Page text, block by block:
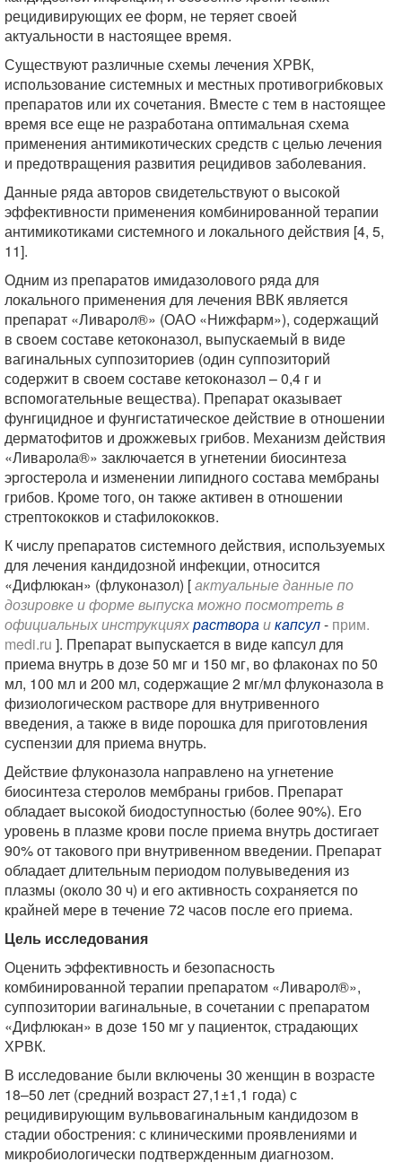
рецидивирующих ее форм, не теряет своей
актуальности в настоящее время.
Существуют различные схемы лечения ХРВК,
использование системных и местных противогрибковых
препаратов или их сочетания. Вместе с тем в настоящее
время все еще не разработана оптимальная схема
применения антимикотических средств с целью лечения
и предотвращения развития рецидивов заболевания.
Данные ряда авторов свидетельствуют о высокой
эффективности применения комбинированной терапии
антимикотиками системного и локального действия [4, 5,
11].
Одним из препаратов имидазолового ряда для
локального применения для лечения ВВК является
препарат «Ливарол®» (ОАО «Нижфарм»), содержащий
в своем составе кетоконазол, выпускаемый в виде
вагинальных суппозиториев (один суппозиторий
содержит в своем составе кетоконазол – 0,4 г и
вспомогательные вещества). Препарат оказывает
фунгицидное и фунгистатическое действие в отношении
дерматофитов и дрожжевых грибов. Механизм действия
«Ливарола®» заключается в угнетении биосинтеза
эргостерола и изменении липидного состава мембраны
грибов. Кроме того, он также активен в отношении
стрептококков и стафилококков.
К числу препаратов системного действия, используемых
для лечения кандидозной инфекции, относится
«Дифлюкан» (флуконазол) [актуальные данные по
дозировке и форме выпуска можно посмотреть в
официальных инструкцияхраствораикапсул- прим.
medi.ru ]. Препарат выпускается в виде капсул для
приема внутрь в дозе 50 мг и 150 мг, во флаконах по 50
мл, 100 мл и 200 мл, содержащие 2 мг/мл флуконазола в
физиологическом растворе для внутривенного
введения, а также в виде порошка для приготовления
суспензии для приема внутрь.
Действие флуконазола направлено на угнетение
биосинтеза стеролов мембраны грибов. Препарат
обладает высокой биодоступностью (более 90%). Его
уровень в плазме крови после приема внутрь достигает
90% от такового при внутривенном введении. Препарат
обладает длительным периодом полувыведения из
плазмы (около 30 ч) и его активность сохраняется по
крайней мере в течение 72 часов после его приема.
Цель исследования
Оценить эффективность и безопасность
комбинированной терапии препаратом «Ливарол®»,
суппозитории вагинальные, в сочетании с препаратом
«Дифлюкан» в дозе 150 мг у пациенток, страдающих
ХРВК.
В исследование были включены 30 женщин в возрасте
18–50 лет (средний возраст 27,1±1,1 года) с
рецидивирующим вульвовагинальным кандидозом в
стадии обострения: с клиническими проявлениями и
микробиологически подтвержденным диагнозом.